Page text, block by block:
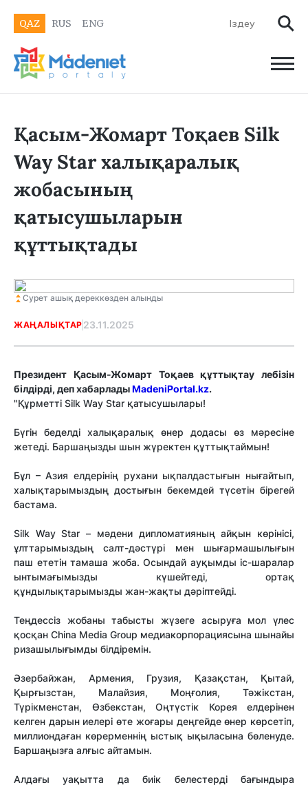
QAZ RUS ENG
Қасым-Жомарт Тоқаев Silk
Way Star халықаралық
жобасының
қатысушыларын
құттықтады
Сурет ашық дереккөзден алынды
ЖАҢАЛЫҚТАР 23.11.2025
Президент Қасым-Жомарт Тоқаев құттықтау лебізін
білдірді, деп хабарладыMadeniPortal.kz.
"Құрметті Silk Way Star қатысушылары!
Бүгін беделді халықаралық өнер додасы өз мәресіне
жетеді. Баршаңызды шын жүректен құттықтаймын!
Бұл – Азия елдерінің рухани ықпалдастығын нығайтып,
халықтарымыздың достығын бекемдей түсетін бірегей
бастама.
Silk Way Star – мәдени дипломатияның айқын көрінісі,
ұлттарымыздың салт-дәстүрі мен шығармашылығын
паш ететін тамаша жоба. Осындай ауқымды іс-шаралар
ынтымағымызды күшейтеді, ортақ
құндылықтарымызды жан-жақты дәріптейді.
Теңдессіз жобаны табысты жүзеге асыруға мол үлес
қосқан China Media Group медиакорпорациясына шынайы
ризашылығымды білдіремін.
Әзербайжан, Армения, Грузия, Қазақстан, Қытай,
Қырғызстан, Малайзия, Моңғолия, Тәжікстан,
Түрікменстан, Өзбекстан, Оңтүстік Корея елдерінен
келген дарын иелері өте жоғары деңгейде өнер көрсетіп,
миллиондаған көрерменнің ыстық ықыласына бөленуде.
Баршаңызға алғыс айтамын.
Алдағы уақытта да биік белестерді бағындыра